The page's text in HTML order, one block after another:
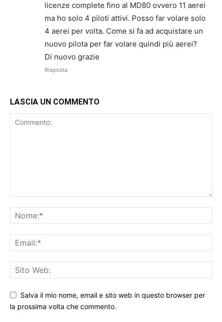
licenze complete fino al MD80 ovvero 11 aerei
ma ho solo 4 piloti attivi. Posso far volare solo
4 aerei per volta. Come si fa ad acquistare un
nuovo pilota per far volare quindi più aerei?
Di nuovo grazie
Risposta
LASCIA UN COMMENTO
Salva il mio nome, email e sito web in questo browser per
la prossima volta che commento.